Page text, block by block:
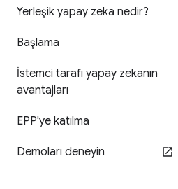
Yerleşik yapay zeka nedir?
Başlama
İstemci tarafı yapay zekanın
avantajları
EPP'ye katılma
Demoları deneyin